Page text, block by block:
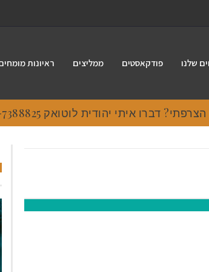
שלנו פודקאסטים ממליצים ראיונות
דברו איתי יהודית לוטואק 054-7388825.